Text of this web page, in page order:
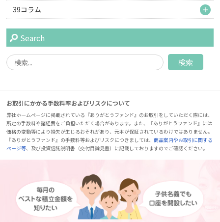
39コラム
Search
お取引にかかる手数料率およびリスクについて
弊社ホームページに掲載されている『ありがとうファンド』のお取引をしていただく際には、
所定の手数料や諸経費をご負担いただく場合があります。また、『ありがとうファンド』には
価格の変動等により損失が生じるおそれがあり、元本が保証されているわけではありません。
『ありがとうファンド』の手数料等およびリスクにつきましては、商品案内やお取引に関する
ページ等、及び投資信託説明書（交付目論見書）に記載しておりますのでご確認ください。